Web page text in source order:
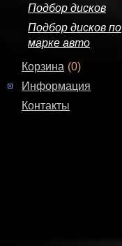
Подбор дисков
Подбор дисков по
марке авто
Корзина (0)
Информация
Контакты